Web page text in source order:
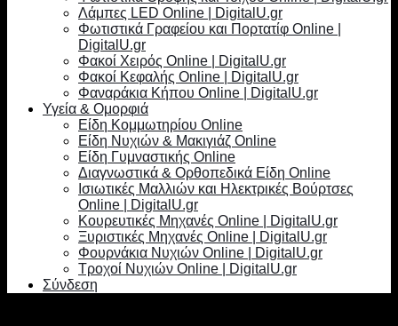
Λάμπες LED Online | DigitalU.gr
Φωτιστικά Γραφείου και Πορτατίφ Online |
DigitalU.gr
Φακοί Χειρός Online | DigitalU.gr
Φακοί Κεφαλής Online | DigitalU.gr
Φαναράκια Κήπου Online | DigitalU.gr
Υγεία & Ομορφιά
Είδη Κομμωτηρίου Online
Είδη Νυχιών & Μακιγιάζ Online
Είδη Γυμναστικής Online
Διαγνωστικά & Ορθοπεδικά Είδη Online
Ισιωτικές Μαλλιών και Ηλεκτρικές Βούρτσες
Online | DigitalU.gr
Κουρευτικές Μηχανές Online | DigitalU.gr
Ξυριστικές Μηχανές Online | DigitalU.gr
Φουρνάκια Νυχιών Online | DigitalU.gr
Τροχοί Νυχιών Online | DigitalU.gr
Σύνδεση